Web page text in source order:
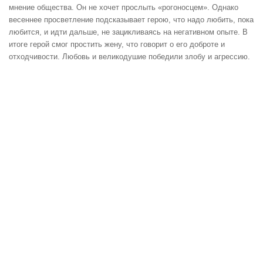
мнение общества. Он не хочет прослыть «рогоносцем». Однако
весеннее просветление подсказывает герою, что надо любить, пока
любится, и идти дальше, не зацикливаясь на негативном опыте. В
итоге герой смог простить жену, что говорит о его доброте и
отходчивости. Любовь и великодушие победили злобу и агрессию.